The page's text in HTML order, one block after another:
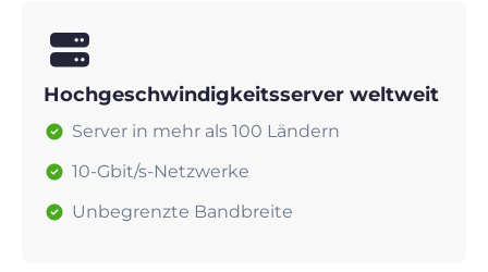
Hochgeschwindigkeitsserver weltweit
Server in mehr als 100 Ländern
10-Gbit/s-Netzwerke
Unbegrenzte Bandbreite